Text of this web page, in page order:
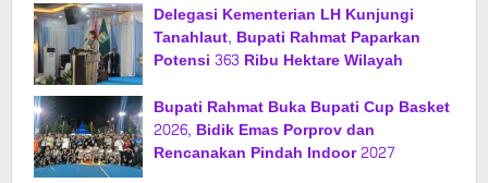
Delegasi Kementerian LH Kunjungi
Tanahlaut, Bupati Rahmat Paparkan
Potensi 363 Ribu Hektare Wilayah
Bupati Rahmat Buka Bupati Cup Basket
2026, Bidik Emas Porprov dan
Rencanakan Pindah Indoor 2027